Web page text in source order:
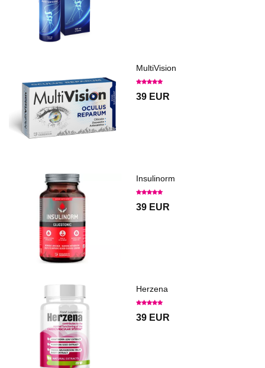
MultiVision
39 EUR
Insulinorm
39 EUR
Herzena
39 EUR